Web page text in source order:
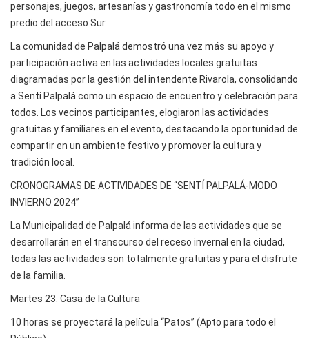
personajes, juegos, artesanías y gastronomía todo en el mismo
predio del acceso Sur.
La comunidad de Palpalá demostró una vez más su apoyo y
participación activa en las actividades locales gratuitas
diagramadas por la gestión del intendente Rivarola, consolidando
a Sentí Palpalá como un espacio de encuentro y celebración para
todos. Los vecinos participantes, elogiaron las actividades
gratuitas y familiares en el evento, destacando la oportunidad de
compartir en un ambiente festivo y promover la cultura y
tradición local.
CRONOGRAMAS DE ACTIVIDADES DE “SENTÍ PALPALÁ-MODO
INVIERNO 2024”
La Municipalidad de Palpalá informa de las actividades que se
desarrollarán en el transcurso del receso invernal en la ciudad,
todas las actividades son totalmente gratuitas y para el disfrute
de la familia.
Martes 23: Casa de la Cultura
10 horas se proyectará la película “Patos” (Apto para todo el